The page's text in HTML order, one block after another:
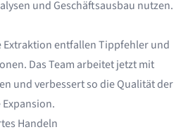
und Geschäftsausbau nutzen.
entfallen Tippfehler und
Das Team arbeitet jetzt mit
und verbessert so die Qualität der
Handeln